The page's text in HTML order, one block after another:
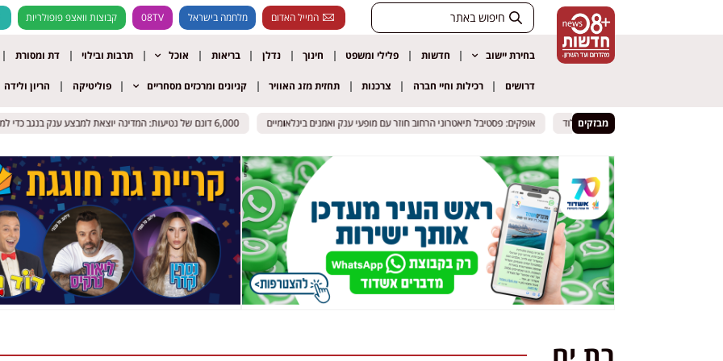
המייל האדום מלחמה בישראל 08TV קבוצות וואצפ פופולריות
בחירת יישוב חדשות פלילי ומשפט חינוך נדלן בריאות אוכל תרבות ובילוי דת ומסורת
דרושים רכילות וחיי חברה צרכנות תחזית מזג האוויר קניונים ומרכזים מסחריים פוליטיקה הריון ולידה
מבזקים אופקים: פסטיבל תיאטרוני הרחוב חוזר עם מופעי ענק ואמנים בינלאומיים 6,000 דונם של נטיעות: המדינה יוצאת למבצע ענק בנגב כדי למנוע פלישות ובנייה בלתי חוקית אופקים: פסטיבל תיאטרוני הרחוב חוזר עם מופעי ענק ואמנים בינלאומיים 6,000 דונם של נטיעות: המדינה יוצאת למבצע ענק בנגב כדי למנוע פלישות ובנייה בלתי חוקית